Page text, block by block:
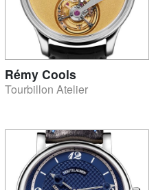
Rémy Cools
Tourbillon Atelier